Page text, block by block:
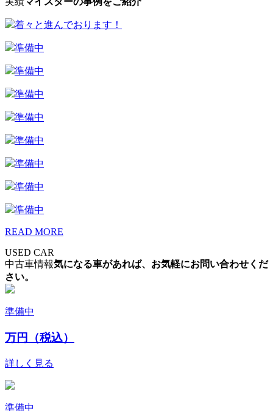
着々と進んでおります！
準備中
準備中
準備中
準備中
準備中
準備中
準備中
準備中
READ MORE
USED CAR
中古車情報気になる車があれば、お気軽にお問い合わせくだ
さい。
準備中
万円（税込）
詳しく見る
準備中